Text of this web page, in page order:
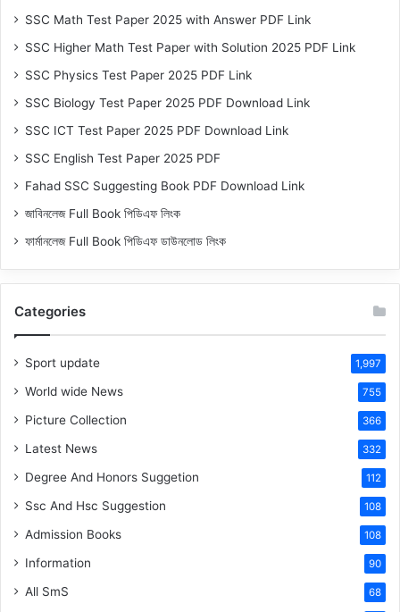
SSC Math Test Paper 2025 with Answer PDF Link
SSC Higher Math Test Paper with Solution 2025 PDF Link
SSC Physics Test Paper 2025 PDF Link
SSC Biology Test Paper 2025 PDF Download Link
SSC ICT Test Paper 2025 PDF Download Link
SSC English Test Paper 2025 PDF
Fahad SSC Suggesting Book PDF Download Link
জাবিনলেজ Full Book পিডিএফ লিংক
ফার্মানলেজ Full Book পিডিএফ ডাউনলোড লিংক
Categories
Sport update 1,997
World wide News 755
Picture Collection 366
Latest News 332
Degree And Honors Suggetion 112
Ssc And Hsc Suggestion 108
Admission Books 108
Information 90
All SmS 68